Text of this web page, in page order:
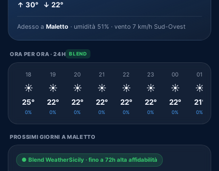
↑ 30° ↓ 22°
Adesso a Maletto · umidità 51% · vento 7 km/h Sud-Ovest
ORA PER ORA · 24H BLEND
18
☀️
25°
0%
19
☀️
22°
0%
20
☀️
22°
0%
21
☀️
22°
0%
22
☀️
22°
0%
23
☀️
22°
0%
00
☀️
22°
0%
01
☀️
21°
0%
PROSSIMI GIORNI A MALETTO
● Blend WeatherSicily · fino a 72h alta affidabilità